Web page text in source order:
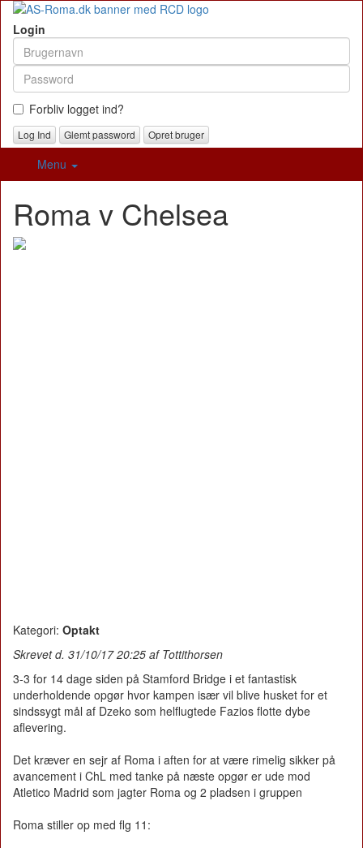
Login
Forbliv logget ind?
Glemt password Opret bruger
Menu
Roma v Chelsea
Kategori: Optakt
Skrevet d. 31/10/17 20:25 af Tottithorsen
3-3 for 14 dage siden på Stamford Bridge i et fantastisk
underholdende opgør hvor kampen især vil blive husket for et
sindssygt mål af Dzeko som helflugtede Fazios flotte dybe
aflevering.
Det kræver en sejr af Roma i aften for at være rimelig sikker på
avancement i ChL med tanke på næste opgør er ude mod
Atletico Madrid som jagter Roma og 2 pladsen i gruppen
Roma stiller op med flg 11: